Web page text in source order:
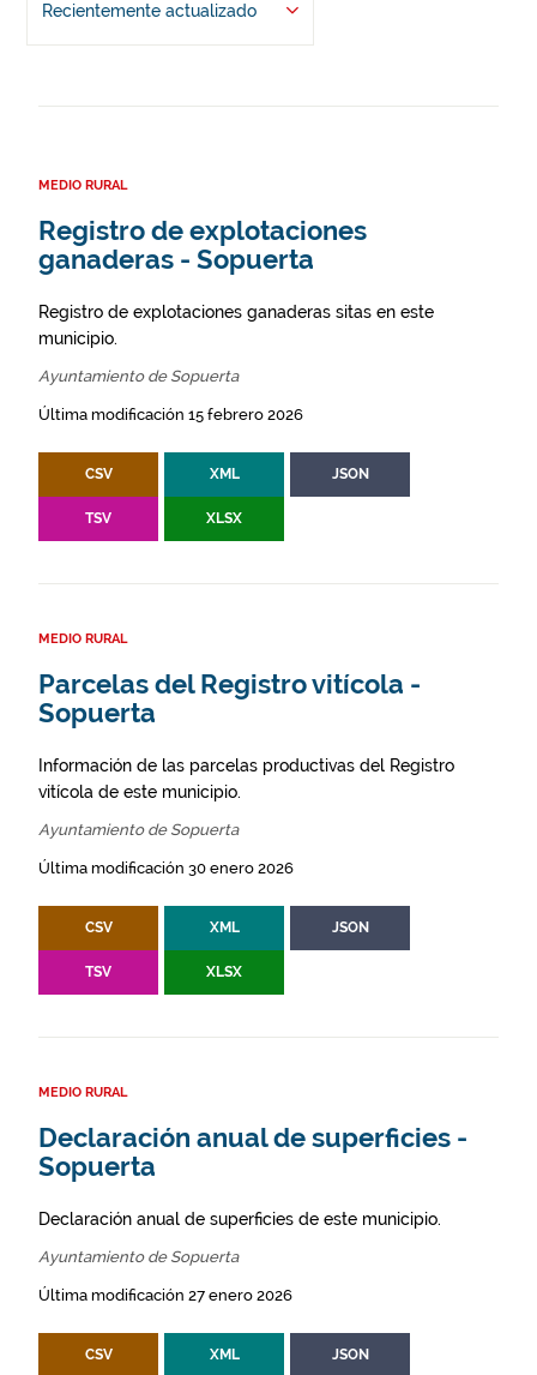
Recientemente actualizado
MEDIO RURAL
Registro de explotaciones
ganaderas - Sopuerta
Registro de explotaciones ganaderas sitas en este
municipio.
Ayuntamiento de Sopuerta
Última modificación 15 febrero 2026
CSV XML JSON
TSV XLSX
MEDIO RURAL
Parcelas del Registro vitícola -
Sopuerta
Información de las parcelas productivas del Registro
vitícola de este municipio.
Ayuntamiento de Sopuerta
Última modificación 30 enero 2026
CSV XML JSON
TSV XLSX
MEDIO RURAL
Declaración anual de superficies -
Sopuerta
Declaración anual de superficies de este municipio.
Ayuntamiento de Sopuerta
Última modificación 27 enero 2026
CSV XML JSON